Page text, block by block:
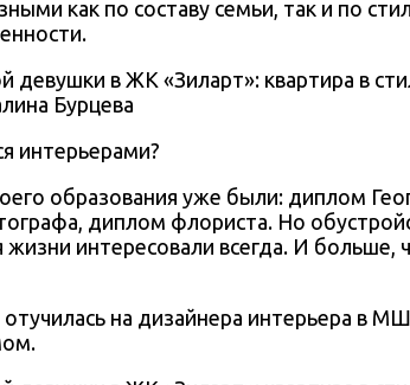
как по составу семьи, так и по
Бурцева
интерьерами?
образования уже были: диплом
диплом флориста. Но
интересовали всегда. И больше,
на дизайнера интерьера в